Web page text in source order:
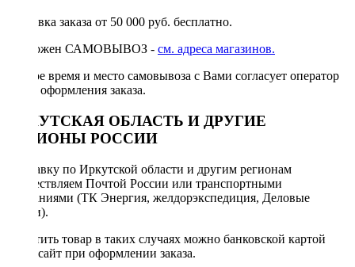
Доставка заказа от 50 000 руб. бесплатно.
Возможен САМОВЫВОЗ - см. адреса магазинов.
Точное время и место самовывоза с Вами согласует оператор
после оформления заказа.
ИРКУТСКАЯ ОБЛАСТЬ И ДРУГИЕ
РЕГИОНЫ РОССИИ
Отправку по Иркутской области и другим регионам
осуществляем Почтой России или транспортными
компаниями (ТК Энергия, желдорэкспедиция, Деловые
линии).
Оплатить товар в таких случаях можно банковской картой
через сайт при оформлении заказа.